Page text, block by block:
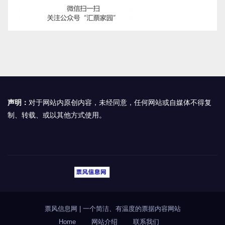
声明： 对于网站内原创内容，未经同意，任何网站或自媒体不得复
制、转载、或以其他方式使用。
票风信息网
一个简洁、有温度的票据内容网站
Home
网站介绍 联系我们